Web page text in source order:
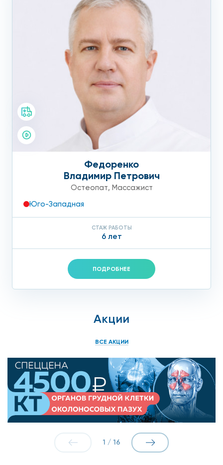
Федоренко
Владимир Петрович
Остеопат, Массажист
Юго-Западная
СТАЖ РАБОТЫ
6 лет
ПОДРОБНЕЕ
Акции
ВСЕ АКЦИИ
1 / 16